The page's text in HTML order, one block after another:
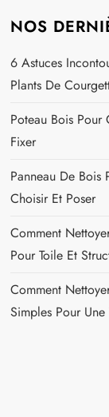
NOS
6 Astuces
Plants De
Poteau Bois
Fixer
Panneau De
Choisir Et Poser
Comment
Pour Toile Et
Comment
Simples Pour